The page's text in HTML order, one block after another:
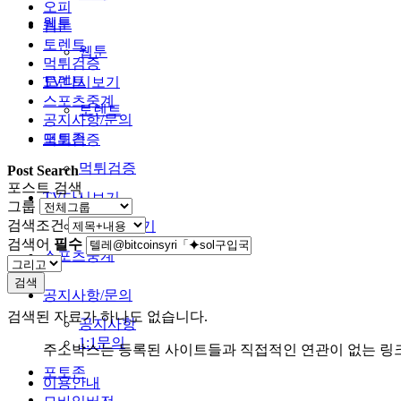
웹툰
웹툰
토렌트
토렌트
먹튀검증
먹튀검증
TV다시보기
TV다시보기
스포츠중계
공지사항/문의
공지사항
1:1문의
포토존
오피
웹툰
토렌트
먹튀검증
TV다시보기
스포츠중계
공지사항/문의
포토존
Post Search
포스트 검색
그룹
검색조건
검색어 필수
검색
검색된 자료가 하나도 없습니다.
주소박스는 등록된 사이트들과 직접적인 연관이 없는 링
이용안내